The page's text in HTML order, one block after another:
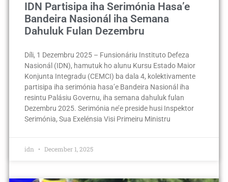
IDN Partisipa iha Serimónia Hasa’e
Bandeira Nasionál iha Semana
Dahuluk Fulan Dezembru
Díli, 1 Dezembru 2025 – Funsionáriu Instituto Defeza
Nasionál (IDN), hamutuk ho alunu Kursu Estado Maior
Konjunta Integradu (CEMCI) ba dala 4, kolektivamente
partisipa iha serimónia hasa’e Bandeira Nasionál iha
resintu Palásiu Governu, iha semana dahuluk fulan
Dezembru 2025. Serimónia ne’e preside husi Inspektor
Serimónia, Sua Exelénsia Visi Primeiru Ministru
idn December 1, 2025